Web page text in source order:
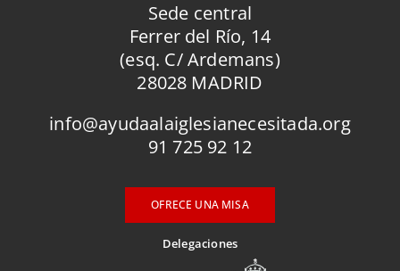
Sede central
Ferrer del Río, 14
(esq. C/ Ardemans)
28028 MADRID
info@ayudaalaiglesianecesitada.org
91 725 92 12
OFRECE UNA MISA
Delegaciones